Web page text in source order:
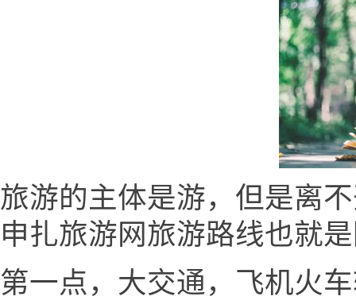
旅游的主体是游，但是离
申扎旅游网旅游路线也就
第一点，大交通，飞机火